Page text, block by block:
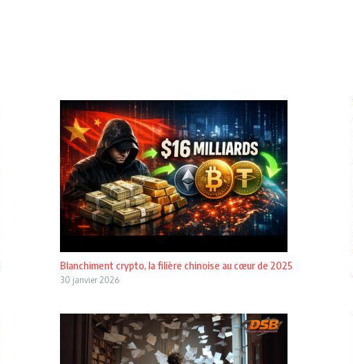
Blanchiment crypto, la filière chinoise au cœur de 2025
30 janvier 2026